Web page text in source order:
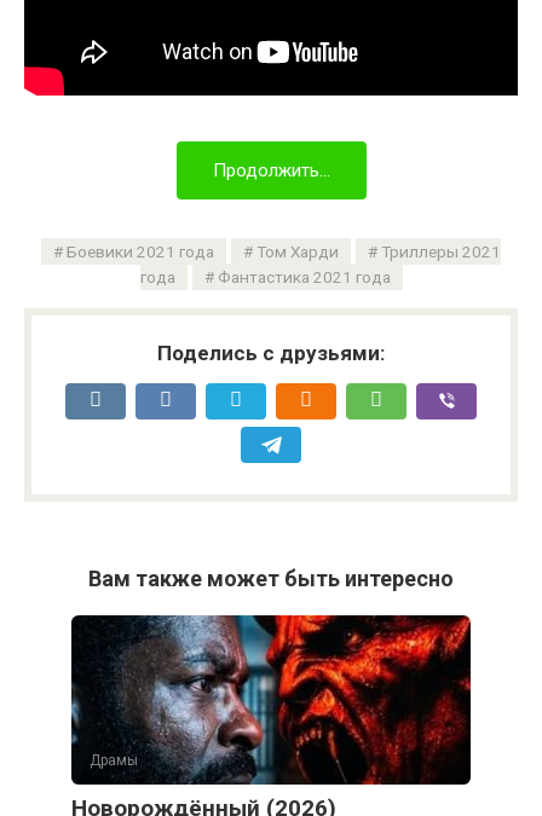
Продолжить...
Боевики 2021 года Том Харди
Триллеры 2021
года
Фантастика 2021 года
Поделись с друзьями:
Вам также может быть интересно
Драмы
Новорождённый (2026)